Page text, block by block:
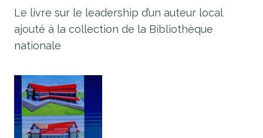
Le livre sur le leadership d’un auteur local
ajouté à la collection de la Bibliothèque
nationale